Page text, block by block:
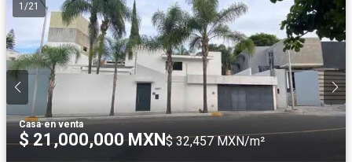
1 /21
Casa·en venta
$ 21,000,000 MXN$ 32,457 MXN/m²